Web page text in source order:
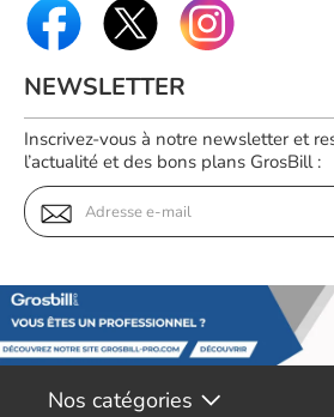
NEWSLETTER
Inscrivez-vous à notre newsletter et
l’actualité et des bons plans GrosBill :
Nos catégories